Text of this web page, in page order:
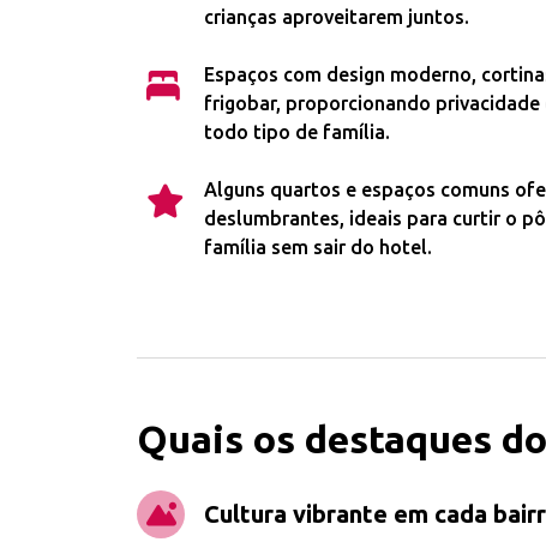
crianças aproveitarem juntos.
Espaços com design moderno,
frigobar, proporcionando privacidade
todo tipo de família.
Alguns quartos e espaços comuns
deslumbrantes, ideais para curtir o
família sem sair do hotel.
Quais os destaques
Cultura vibrante em cada